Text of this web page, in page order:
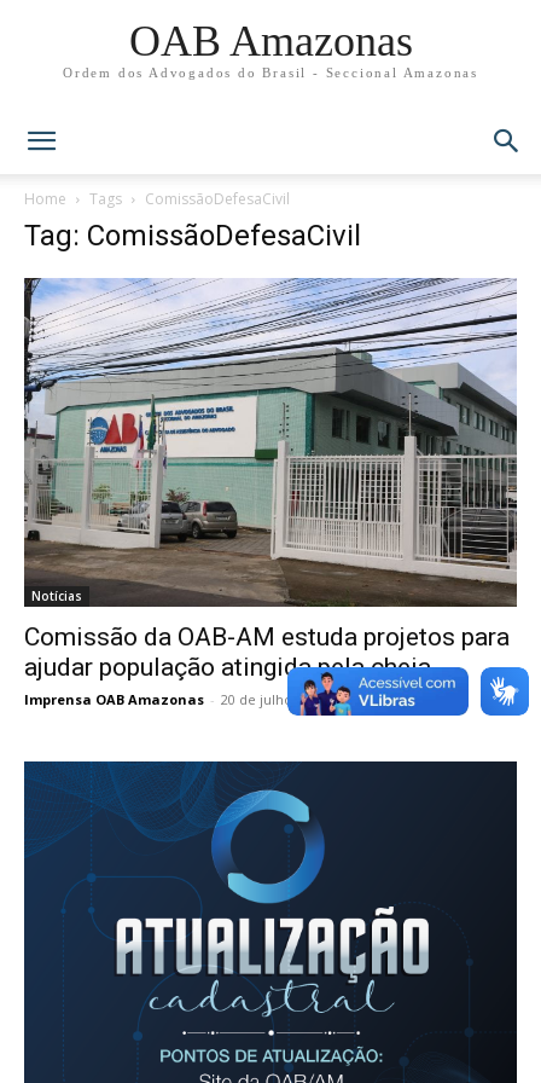
OAB Amazonas
Ordem dos Advogados do Brasil - Seccional Amazonas
Home Tags ComissãoDefesaCivil
Tag: ComissãoDefesaCivil
Notícias
Comissão da OAB-AM estuda projetos para
ajudar população atingida pela cheia
Imprensa OAB Amazonas - 20 de julho de 2022 0